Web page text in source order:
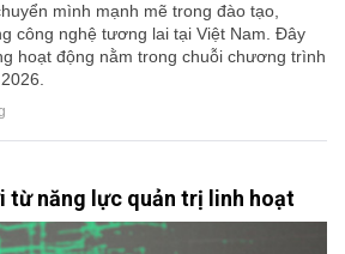
mình mạnh mẽ trong đào tạo,
công nghệ tương lai tại Việt Nam. Đây
hoạt động nằm trong chuỗi chương trình
từ năng lực quản trị linh hoạt